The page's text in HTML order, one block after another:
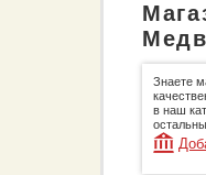
Знаете
в наш